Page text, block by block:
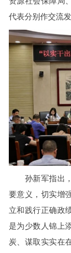
代表分别作交流
孙新军指出，
要意义，切实增
立和践行正确政
是为少数人锦上
炭、谋取实实在